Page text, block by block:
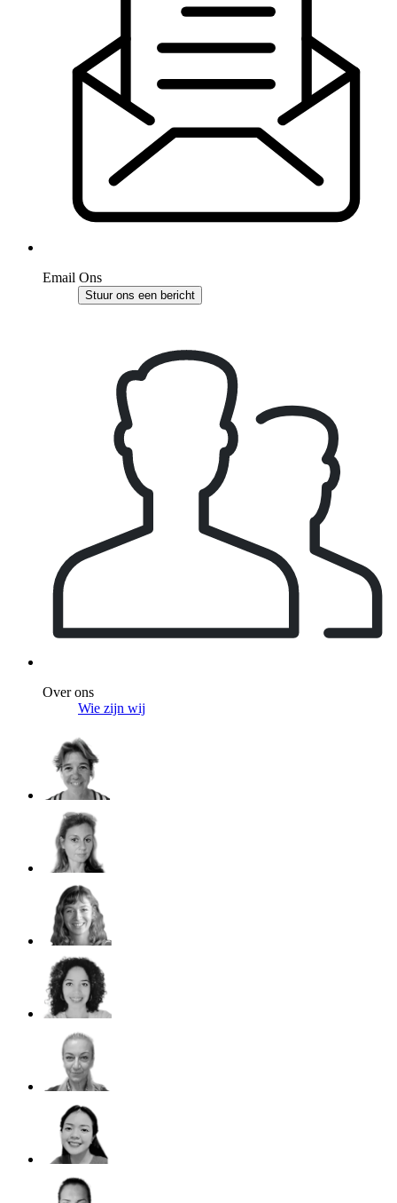
Email Ons
Stuur ons een bericht
Over ons
Wie zijn wij